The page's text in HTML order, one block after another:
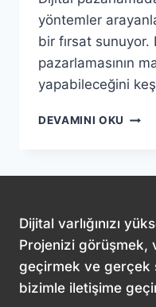
yöntemler
bir fırsat sunuyor.
pazarlamasının
yapabileceğini
DEVAMINI OKU
GÜCÜ
Dijital varlığınızı
Projenizi görüşmek,
geçirmek ve gerçek
bizimle iletişime